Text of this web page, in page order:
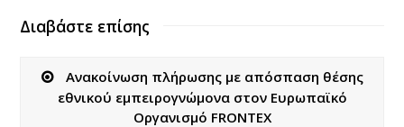
Διαβάστε επίσης
Ανακοίνωση πλήρωσης με απόσπαση θέσης
εθνικού εμπειρογνώμονα στον Ευρωπαϊκό
Οργανισμό FRONTEX